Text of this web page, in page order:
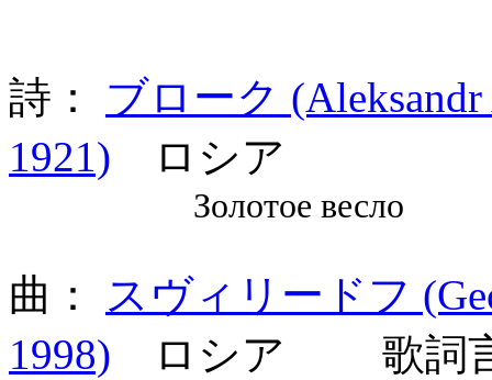
詩： ブローク
1921) ロシア
Золотое весло
曲：
スヴィリードフ
1998) ロシア 歌詞言